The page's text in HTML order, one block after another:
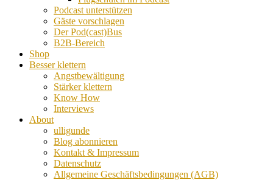
Podcast unterstützen
Gäste vorschlagen
Der Pod(cast)Bus
B2B-Bereich
Shop
Besser klettern
Angstbewältigung
Stärker klettern
Know How
Interviews
About
ulligunde
Blog abonnieren
Kontakt & Impressum
Datenschutz
Allgemeine Geschäftsbedingungen (AGB)